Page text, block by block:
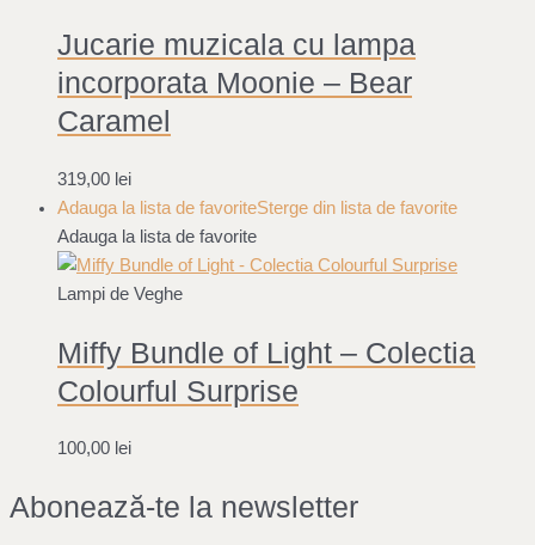
Jucarie muzicala cu lampa
incorporata Moonie – Bear
Caramel
319,00 lei
Adauga la lista de favoriteSterge din lista de favorite
Adauga la lista de favorite
Lampi de Veghe
Miffy Bundle of Light – Colectia
Colourful Surprise
100,00 lei
Abonează-te la newsletter